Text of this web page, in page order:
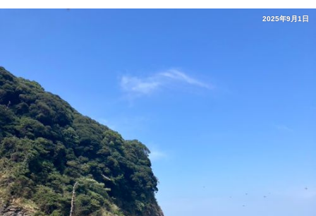
2025年9月1日